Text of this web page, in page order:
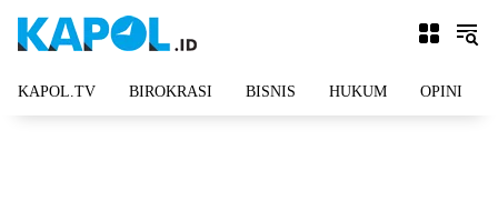
KAPOL.TV BIROKRASI BISNIS HUKUM OPINI